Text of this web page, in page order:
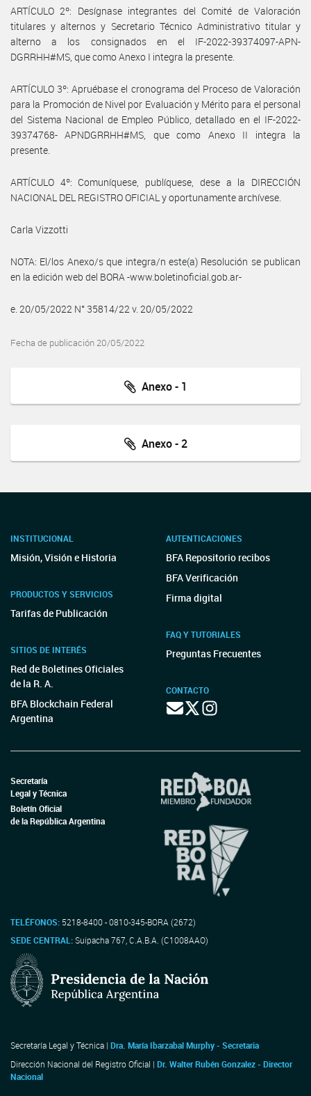
ARTÍCULO 2º: Desígnase integrantes del Comité de Valoración
titulares y alternos y Secretario Técnico Administrativo titular y
alterno a los consignados en el IF-2022-39374097-APN-
DGRRHH#MS, que como Anexo I integra la presente.
ARTÍCULO 3º: Apruébase el cronograma del Proceso de Valoración
para la Promoción de Nivel por Evaluación y Mérito para el personal
del Sistema Nacional de Empleo Público, detallado en el IF-2022-
39374768- APNDGRRHH#MS, que como Anexo II integra la
presente.
ARTÍCULO 4º: Comuníquese, publíquese, dese a la DIRECCIÓN
NACIONAL DEL REGISTRO OFICIAL y oportunamente archívese.
Carla Vizzotti
NOTA: El/los Anexo/s que integra/n este(a) Resolución se publican
en la edición web del BORA -www.boletinoficial.gob.ar-
e. 20/05/2022 N° 35814/22 v. 20/05/2022
Fecha de publicación 20/05/2022
Anexo - 1
Anexo - 2
INSTITUCIONAL
Misión, Visión e Historia
PRODUCTOS Y SERVICIOS
Tarifas de Publicación
SITIOS DE INTERÉS
Red de Boletines Oficiales
de la R. A.
BFA Blockchain Federal
Argentina
AUTENTICACIONES
BFA Repositorio recibos
BFA Verificación
Firma digital
FAQ Y TUTORIALES
Preguntas Frecuentes
CONTACTO
Secretaría
Legal y Técnica
Boletín Oficial
de la República Argentina
TELÉFONOS: 5218-8400 - 0810-345-BORA (2672)
SEDE CENTRAL:Suipacha 767, C.A.B.A. (C1008AAO)
Secretaría Legal y Técnica | Dra. María Ibarzabal Murphy - Secretaria
Dirección Nacional del Registro Oficial | Dr. Walter Rubén Gonzalez - Director
Nacional